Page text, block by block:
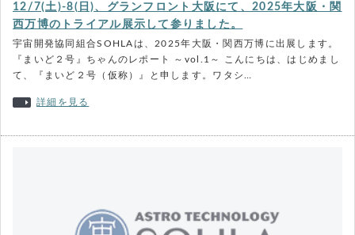
12/7(土)-8(日)、グランフロント大阪にて、2025年大阪・関
西万博のトライアル展示して参りました。
宇宙開発協同組合SOHLAは、2025年大阪・関西万博に出展します。
『まいど２号』ちゃんのレポート ～vol.1～ こんにちは、はじめまし
て、『まいど２号（仮称）』と申します。ワタシ…
詳細を見る